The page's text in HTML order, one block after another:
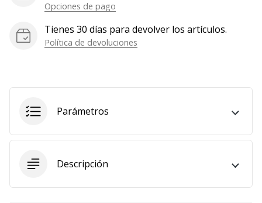
Mostrar
todos
los
Opciones de pago
Tienes 30 días para devolver los artículos.
Política de devoluciones
Parámetros
Descripción